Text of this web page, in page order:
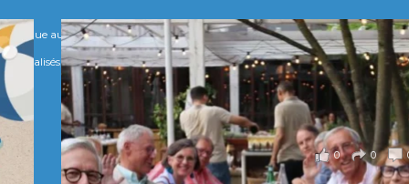
au service de l'humain !
Spécialisés, qui allient excellence technologique et valeurs humaines, au cœur
0 0